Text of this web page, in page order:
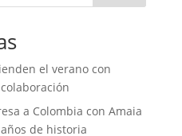
el verano con
a Colombia con Amaia
de historia